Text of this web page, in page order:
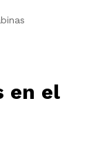
en el